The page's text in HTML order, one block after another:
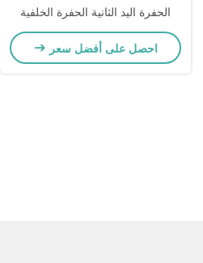
الحفرة اليد الثانية الحفرة الخلفية
CAT325D اللون الأصفر
احصل على أفضل سعر